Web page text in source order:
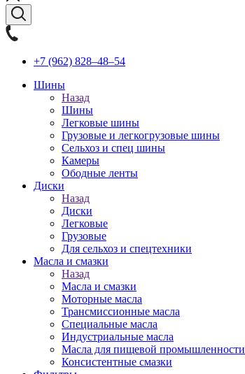
+7 (962) 828‒48‒54
Шины
Назад
Шины
Легковые шины
Грузовые и легкогрузовые шины
Сельхоз и спец шины
Камеры
Ободные ленты
Диски
Назад
Диски
Легковые
Грузовые
Для сельхоз и спецтехники
Масла и смазки
Назад
Масла и смазки
Моторные масла
Трансмиссионные масла
Специальные масла
Индустриальные масла
Масла для пищевой промышленности
Консистентные смазки